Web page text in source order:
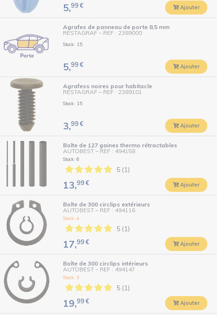
5,99€ Ajouter
Agrafes de panneau de porte 8,5 mm
RESTAGRAF – REF : 2389000
Stock : 15
5,99€ Ajouter
Agrafess noires pour habitacle
RESTAGRAF – REF : 2389101
Stock : 15
3,99€ Ajouter
Boîte de 127 gaines thermo rétractables
AUTOBEST – REF : 494158
Stock : 6
5 (1)
13,99€ Ajouter
Boîte de 300 circlips extérieurs
AUTOBEST – REF : 494116
Stock : 4
5 (1)
17,99€ Ajouter
Boîte de 300 circlips intérieurs
AUTOBEST – REF : 494147
Stock : 3
5 (1)
19,99€ Ajouter